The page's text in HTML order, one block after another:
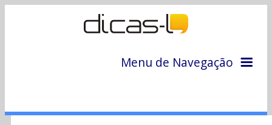
Menu de Navegação